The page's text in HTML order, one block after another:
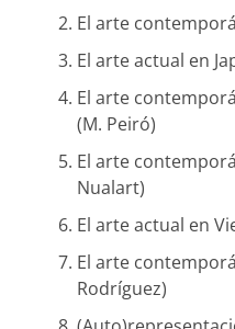
El arte
El arte actual en
El arte
(M. Peiró)
El arte
Nualart)
El arte actual en
El arte
Rodríguez)